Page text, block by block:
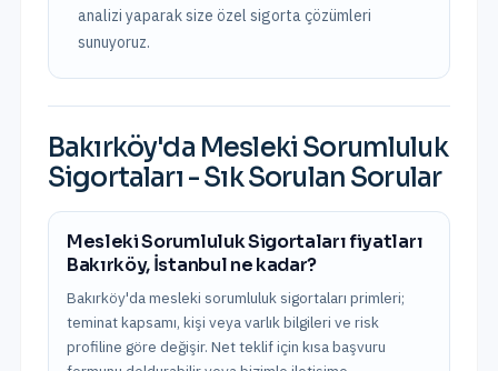
analizi yaparak size özel sigorta çözümleri
sunuyoruz.
Bakırköy'da Mesleki Sorumluluk
Sigortaları - Sık Sorulan Sorular
Mesleki Sorumluluk Sigortaları fiyatları
Bakırköy, İstanbul ne kadar?
Bakırköy'da mesleki sorumluluk sigortaları primleri;
teminat kapsamı, kişi veya varlık bilgileri ve risk
profiline göre değişir. Net teklif için kısa başvuru